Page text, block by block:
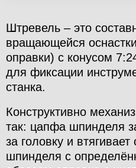
Штревель – это
вращающейся
оправки) с конусом
для фиксации
станка.
Конструктивно
так: цапфа шпинделя
за головку и втягивает
шпинделя с